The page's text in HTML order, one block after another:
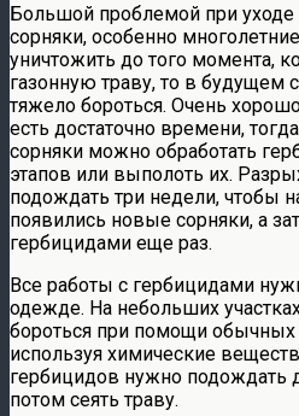
Большой проблемой при уходе
сорняки, особенно
уничтожить до того момента,
газонную траву, то в будущем
тяжело бороться. Очень
есть достаточно времени,
сорняки можно обработать
этапов или выполоть их.
подождать три недели, чтобы
появились новые сорняки, а
гербицидами еще раз.
Все работы с гербицидами
одежде. На небольших
бороться при помощи обычных
используя химические
гербицидов нужно подождать
потом сеять траву.